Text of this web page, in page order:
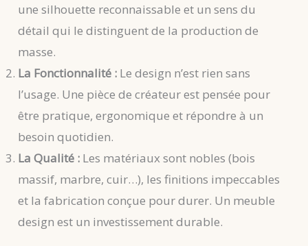
une silhouette reconnaissable et un sens du
détail qui le distinguent de la production de
masse.
La Fonctionnalité : Le design n’est rien sans
l’usage. Une pièce de créateur est pensée pour
être pratique, ergonomique et répondre à un
besoin quotidien.
La Qualité : Les matériaux sont nobles (bois
massif, marbre, cuir…), les finitions impeccables
et la fabrication conçue pour durer. Un meuble
design est un investissement durable.